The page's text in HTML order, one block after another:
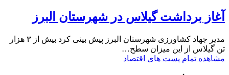
آغاز برداشت گیلاس در شهرستان البرز
مدیر جهاد کشاورزی شهرستان البرز پیش بینی کرد بیش از ۳ هزار
تن گیلاس از این میزان سطح…
مشاهده تمام پست های اقتصاد